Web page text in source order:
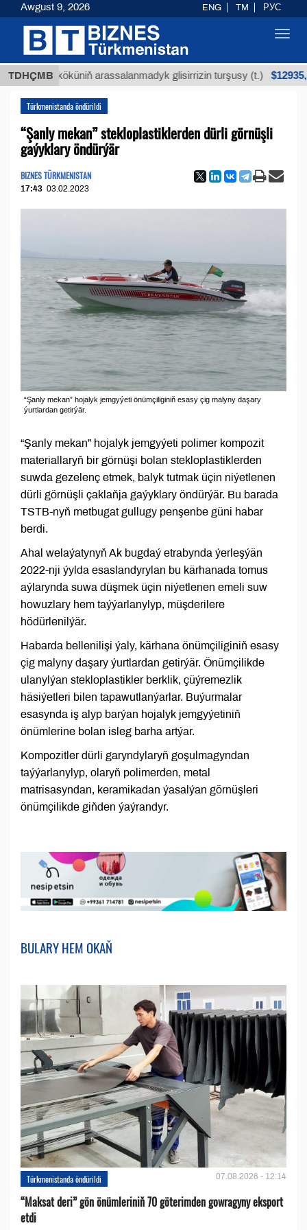
TDHÇMB
köküniň arassalanmadyk glisirrizin turşusy (t.) $12935,18
Türkmenistanda öndürildi
“Şanly mekan” stekloplastiklerden dürli görnüşli
gaýyklary öndürýär
BIZNES TÜRKMENISTAN
17:43 03.02.2023
“Şanly mekan” hojalyk jemgyýeti önümçiliginiň esasy çig malyny daşary
ýurtlardan getirýär.
“Şanly mekan” hojalyk jemgyýeti polimer kompozit
materiallaryň bir görnüşi bolan stekloplastiklerden
suwda gezelenç etmek, balyk tutmak üçin niýetlenen
dürli görnüşli çaklaňja gaýyklary öndürýär. Bu barada
TSTB-nyň metbugat gullugy penşenbe güni habar
berdi.
Ahal welaýatynyň Ak bugdaý etrabynda ýerleşýän
2022-nji ýylda esaslandyrylan bu kärhanada tomus
aýlarynda suwa düşmek üçin niýetlenen emeli suw
howuzlary hem taýýarlanylyp, müşderilere
hödürlenilýär.
Habarda bellenilişi ýaly, kärhana önümçiliginiň esasy
çig malyny daşary ýurtlardan getirýär. Önümçilikde
ulanylýan stekloplastikler berklik, çüýremezlik
häsiýetleri bilen tapawutlanýarlar. Buýurmalar
esasynda iş alyp barýan hojalyk jemgyýetiniň
önümlerine bolan isleg barha artýar.
Kompozitler dürli garyndylaryň goşulmagyndan
taýýarlanylyp, olaryň polimerden, metal
matrisasyndan, keramikadan ýasalýan görnüşleri
önümçilikde giňden ýaýrandyr.
BULARY HEM OKAŇ
Türkmenistanda öndürildi 07.08.2026 - 12:14
“Maksat deri” gön önümleriniň 70 göterimden gowragyny eksport
etdi
Awgust 9, 2026 ENG TM РУС